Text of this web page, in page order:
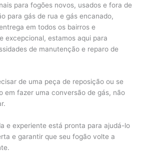
para fogões novos, usados e fora de
para gás de rua e gás encanado,
em todos os bairros e
excepcional, estamos aqui para
de manutenção e reparo de
de uma peça de reposição ou se
em fazer uma conversão de gás, não
e experiente está pronta para ajudá-lo
e garantir que seu fogão volte a